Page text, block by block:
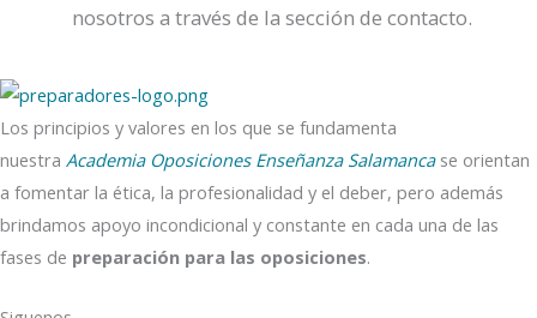
nosotros a través de la sección de contacto.
Los principios y valores en los que se fundamenta
nuestra Academia Oposiciones Enseñanza Salamancase orientan
a fomentar la ética, la profesionalidad y el deber, pero además
brindamos apoyo incondicional y constante en cada una de las
fases de preparación para las oposiciones.